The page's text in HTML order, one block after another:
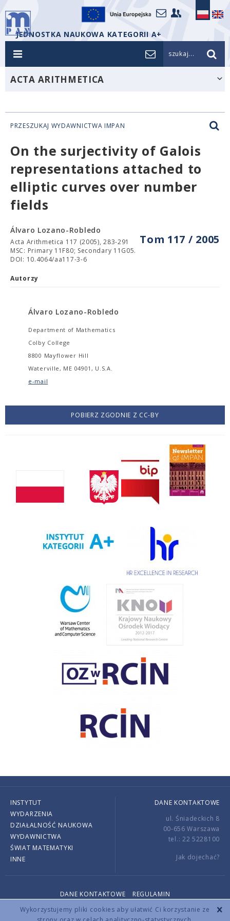
Wykorzystujemy pliki cookies aby ułatwić Ci korzystanie ze
JEDNOSTKA NAUKOWA KATEGORII A+
szukaj...
ACTA ARITHMETICA
PRZESZUKAJ WYDAWNICTWA IMPAN
On the surjectivity of Galois
representations attached to
elliptic curves over number
fields
Tom 117 / 2005
Álvaro Lozano-Robledo
Acta Arithmetica 117 (2005), 283-291
MSC: Primary 11F80; Secondary 11G05.
DOI: 10.4064/aa117-3-6
Autorzy
Álvaro Lozano-Robledo
Department of Mathematics
Colby College
8800 Mayflower Hill
Waterville, ME 04901, U.S.A.
e-mail
POBIERZ ZGODNIE Z CC-BY
INSTYTUT
WYDARZENIA
DZIAŁALNOŚĆ NAUKOWA
WYDAWNICTWA
ŚWIAT MATEMATYKI
INNE
DANE KONTAKTOWE
ul. Śniadeckich 8
00-656 Warszawa
tel.: 22 5228100
Jak dojechać?
DANE KONTAKTOWE
REGULAMIN
Copyright © 2026 by IMPAN. All rights reserved.